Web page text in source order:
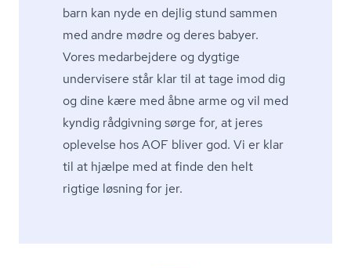
barn kan nyde en dejlig stund sammen
med andre mødre og deres babyer.
Vores medarbejdere og dygtige
undervisere står klar til at tage imod dig
og dine kære med åbne arme og vil med
kyndig rådgivning sørge for, at jeres
oplevelse hos AOF bliver god. Vi er klar
til at hjælpe med at finde den helt
rigtige løsning for jer.